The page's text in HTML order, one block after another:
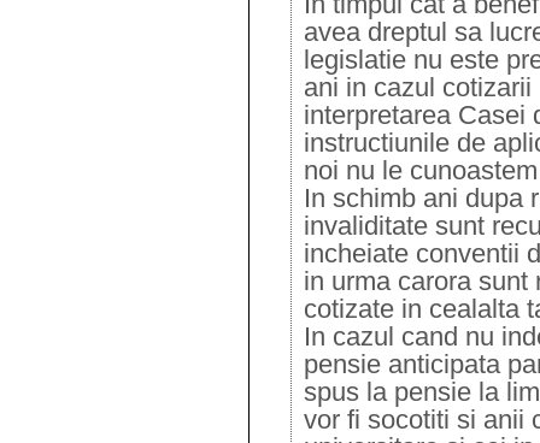
avea dreptul sa
legislatie nu este
ani in cazul
interpretarea Casei
instructiunile de
noi nu le
In schimb ani dupa
invaliditate sunt
incheiate conventii
in urma carora sunt
cotizate in cealalta
In cazul cand nu
pensie anticipata
spus la pensie la
vor fi socotiti si anii